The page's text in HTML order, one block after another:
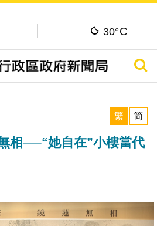
30°C
搜尋
繁
简
相──“她自在”小樓當代